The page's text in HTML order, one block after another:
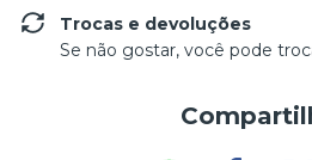
Trocas e devoluções
Se não gostar, você pode